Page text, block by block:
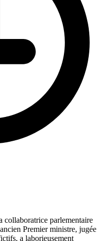
collaboratrice parlementaire
Premier ministre, jugée
a laborieusement